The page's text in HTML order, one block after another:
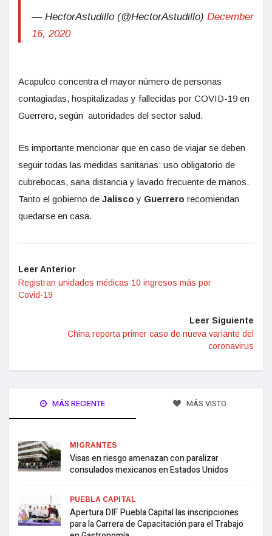
— HectorAstudillo (@HectorAstudillo) December
16, 2020
Acapulco concentra el mayor número de personas
contagiadas, hospitalizadas y fallecidas por COVID-19 en
Guerrero, según autoridades del sector salud.
Es importante mencionar que en caso de viajar se deben
seguir todas las medidas sanitarias: uso obligatorio de
cubrebocas, sana distancia y lavado frecuente de manos.
Tanto el gobierno de Jaliscoy Guerrero recomiendan
quedarse en casa.
Leer Anterior
Registran unidades médicas 10 ingresos más por
Covid-19
Leer Siguiente
China reporta primer caso de nueva variante del
coronavirus
MÁS RECIENTE MÁS VISTO
MIGRANTES
Visas en riesgo amenazan con paralizar
consulados mexicanos en Estados Unidos
PUEBLA CAPITAL
Apertura DIF Puebla Capital las inscripciones
para la Carrera de Capacitación para el Trabajo